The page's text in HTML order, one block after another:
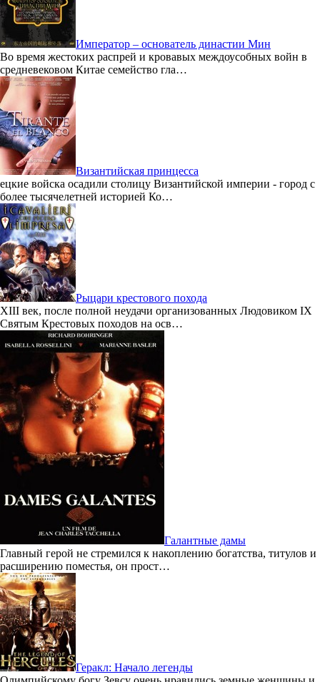
Император – основатель династии Мин
Во время жестоких распрей и кровавых междоусобных войн в
средневековом Китае семейство гла…
Византийская принцесса
ецкие войска осадили столицу Византийской империи - город с
более тысячелетней историей Ко…
Рыцари крестового похода
XIII век, после полной неудачи организованных Людовиком IX
Святым Крестовых походов на осв…
Галантные дамы
Главный герой не стремился к накоплению богатства, титулов и
расширению поместья, он прост…
Геракл: Начало легенды